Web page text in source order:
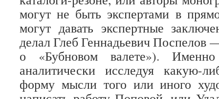
могут не быть экспертами в
могут давать экспертные
делал Глеб Геннадьевич Поспелов
о «Бубновом валете»).
аналитически исследуя какую-
форму мысли того или иного